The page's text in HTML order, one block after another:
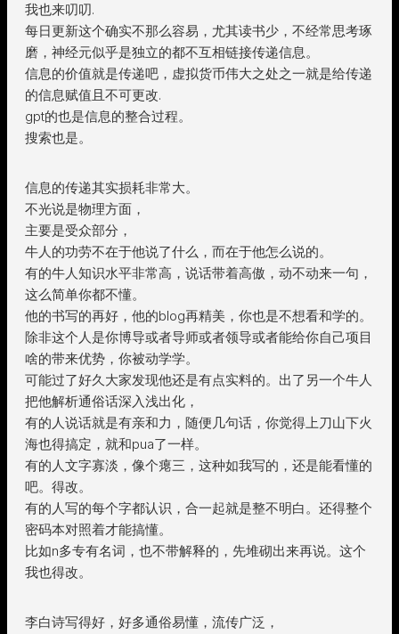
我也来叨叨.
每日更新这个确实不那么容易，尤其读书少，不经常思考琢
磨，神经元似乎是独立的都不互相链接传递信息。
信息的价值就是传递吧，虚拟货币伟大之处之一就是给传递
的信息赋值且不可更改.
gpt的也是信息的整合过程。
搜索也是。
信息的传递其实损耗非常大。
不光说是物理方面，
主要是受众部分，
牛人的功劳不在于他说了什么，而在于他怎么说的。
有的牛人知识水平非常高，说话带着高傲，动不动来一句，
这么简单你都不懂。
他的书写的再好，他的blog再精美，你也是不想看和学的。
除非这个人是你博导或者导师或者领导或者能给你自己项目
啥的带来优势，你被动学学。
可能过了好久大家发现他还是有点实料的。出了另一个牛人
把他解析通俗话深入浅出化，
有的人说话就是有亲和力，随便几句话，你觉得上刀山下火
海也得搞定，就和pua了一样。
有的人文字寡淡，像个瘪三，这种如我写的，还是能看懂的
吧。得改。
有的人写的每个字都认识，合一起就是整不明白。还得整个
密码本对照着才能搞懂。
比如n多专有名词，也不带解释的，先堆砌出来再说。这个
我也得改。
李白诗写得好，好多通俗易懂，流传广泛，